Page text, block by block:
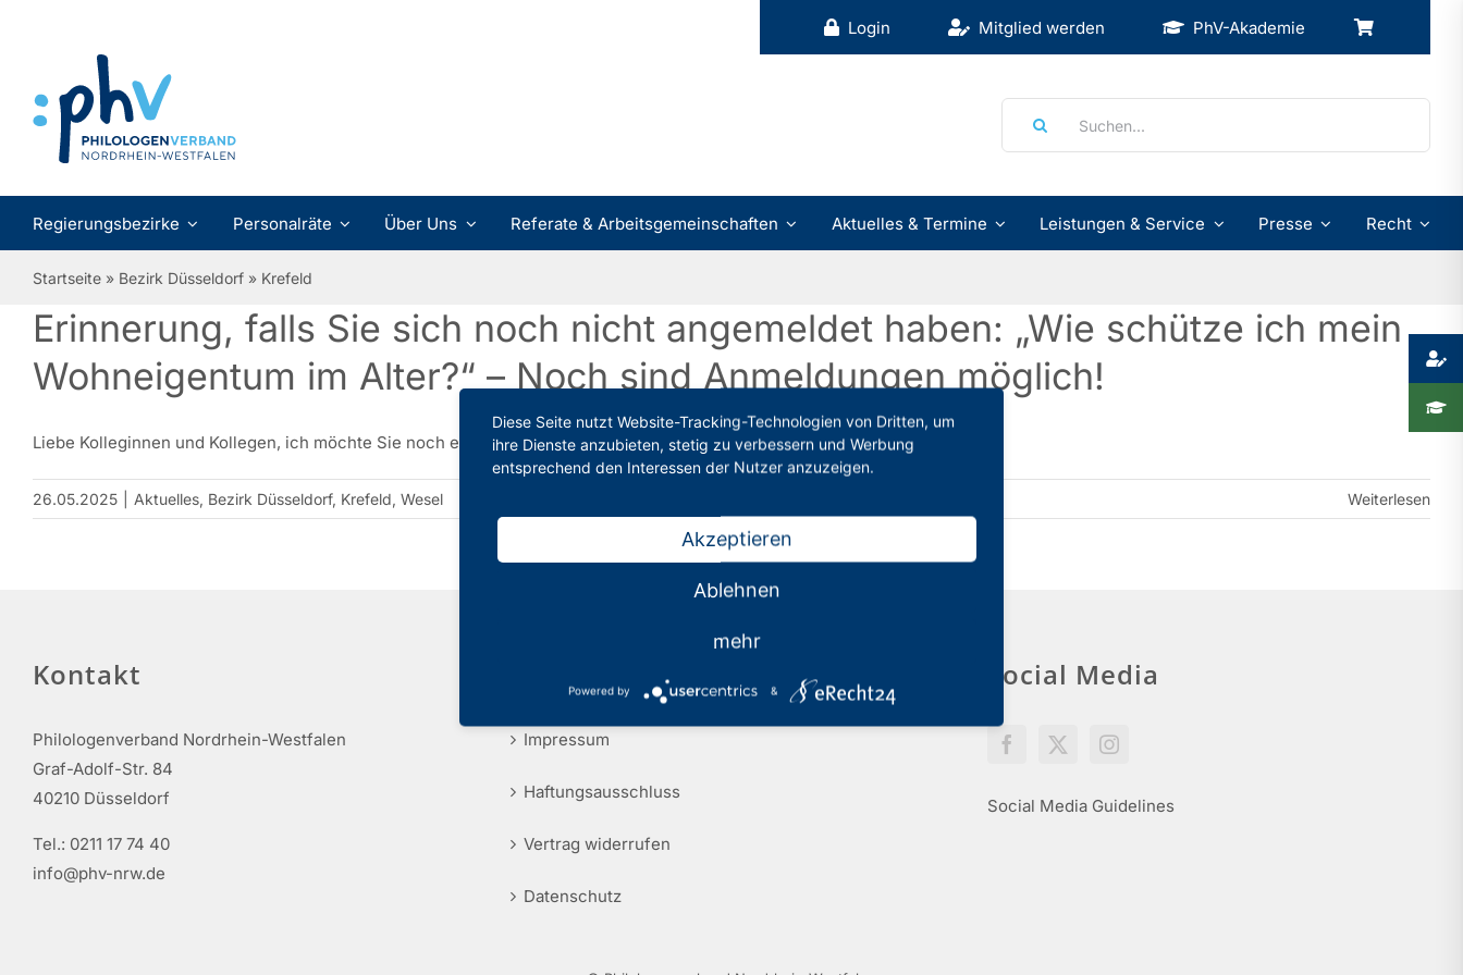
Login Mitglied werden PhV-Akademie
Regierungsbezirke Personalräte Über Uns Referate & Arbeitsgemeinschaften Aktuelles & Termine Leistungen & Service Presse Recht
Startseite » Bezirk Düsseldorf » Krefeld
Erinnerung, falls Sie sich noch nicht angemeldet haben: „Wie schütze ich mein
Wohneigentum im Alter?“ – Noch sind Anmeldungen möglich!
Liebe Kolleginnen und Kollegen, ich möchte Sie noch einmal [...]
26.05.2025 Aktuelles, Bezirk Düsseldorf, Krefeld, Wesel Weiterlesen
Kontakt
Philologenverband Nordrhein-Westfalen
Graf-Adolf-Str. 84
40210 Düsseldorf
Tel.: 0211 17 74 40
info@phv-nrw.de
Rechtliche Hinweise
Impressum
Haftungsausschluss
Vertrag widerrufen
Datenschutz
Social Media
Social Media Guidelines
Diese Seite nutzt Website-Tracking-Technologien von Dritten, um
ihre Dienste anzubieten, stetig zu verbessern und Werbung
entsprechend den Interessen der Nutzer anzuzeigen.
Akzeptieren
Ablehnen
mehr
Powered by &